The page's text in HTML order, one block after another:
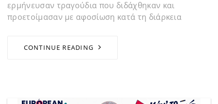
ερμήνευσαν τραγούδια που διδάχθηκαν και
προετοίμασαν με αφοσίωση κατά τη διάρκεια
CONTINUE READING